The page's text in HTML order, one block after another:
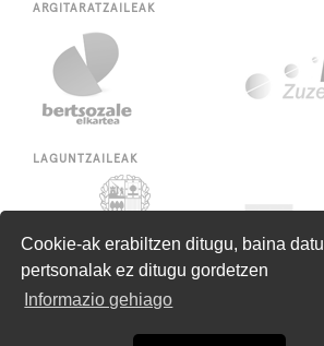
Cookie-ak erabiltzen ditugu, baina datu
pertsonalak ez ditugu gordetzen
Informazio gehiago
ARGITARATZAILEAK
LAGUNTZAILEAK